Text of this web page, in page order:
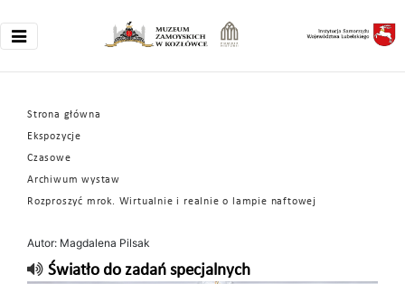
Strona główna
Ekspozycje
Czasowe
Archiwum wystaw
Rozproszyć mrok. Wirtualnie i realnie o lampie naftowej
Autor: Magdalena Pilsak
Światło do zadań specjalnych